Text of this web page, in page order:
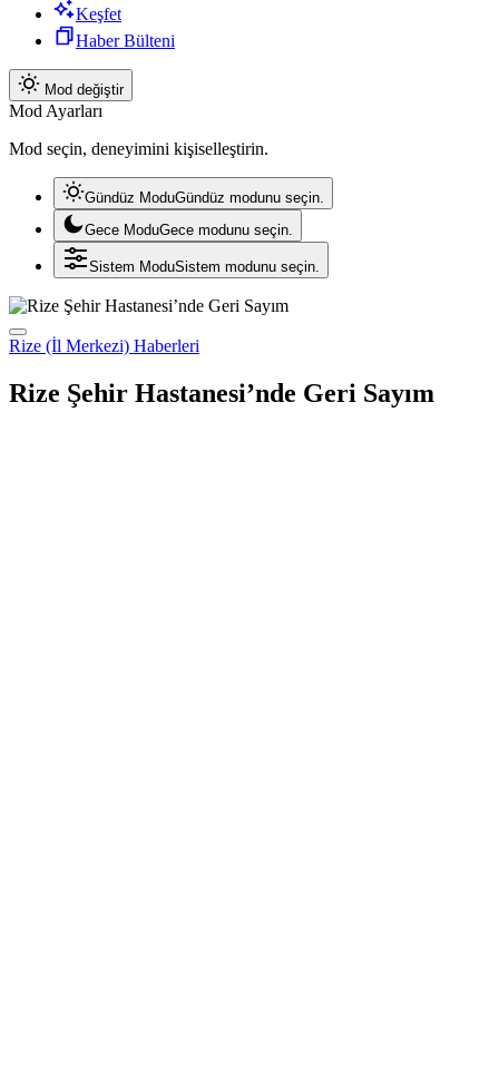
Keşfet
Haber Bülteni
Mod değiştir
Mod Ayarları
Mod seçin, deneyimini kişiselleştirin.
Gündüz ModuGündüz modunu seçin.
Gece ModuGece modunu seçin.
Sistem ModuSistem modunu seçin.
Rize (İl Merkezi) Haberleri
Rize Şehir Hastanesi’nde Geri Sayım